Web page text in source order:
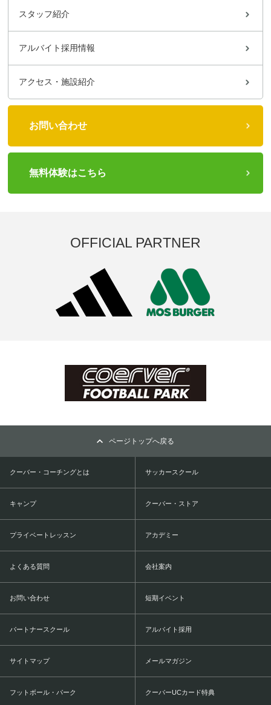
スタッフ紹介
アルバイト採用情報
アクセス・施設紹介
お問い合わせ
無料体験はこちら
OFFICIAL PARTNER
ページトップへ戻る
クーバー・コーチングとは サッカースクール
キャンプ クーバー・ストア
プライベートレッスン アカデミー
よくある質問 会社案内
お問い合わせ 短期イベント
パートナースクール アルバイト採用
サイトマップ メールマガジン
フットボール・パーク クーバーUCカード特典